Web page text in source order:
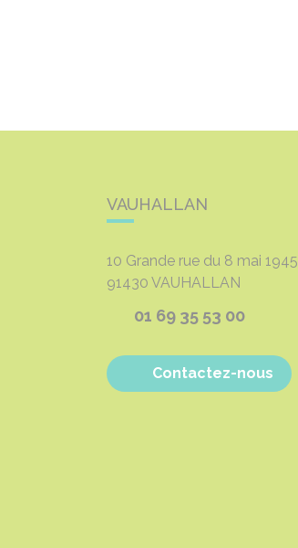
VAUHALLAN
10 Grande rue du 8 mai 1945
91430 VAUHALLAN
01 69 35 53 00
Contactez-nous